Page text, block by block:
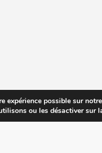
expérience possible sur
ou les désactiver sur